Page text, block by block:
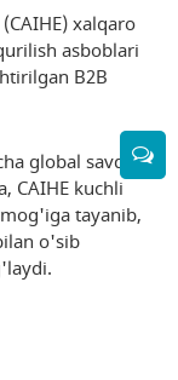
xalqaro
asboblari
B2B
global savdo
CAIHE kuchli
tayanib,
o'sib